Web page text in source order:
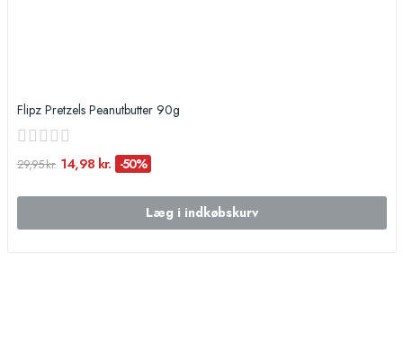
Flipz Pretzels Peanutbutter 90g
29,95 kr. 14,98 kr. -50%
Læg i indkøbskurv